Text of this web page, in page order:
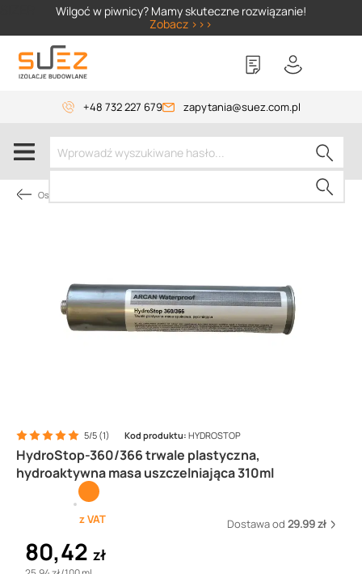
Wilgoć w piwnicy? Mamy skuteczne rozwiązanie!
Zobacz >>>
+48 732 227 679 zapytania@suez.com.pl
Osuszanie budynków
HydroStop-360/366 trwale plastyczna,
hydroaktywna masa uszczelniająca 310ml
5/5 (1) Kod produktu: HYDROSTOP
z VAT Dostawa od 29.99 zł
80,42 zł